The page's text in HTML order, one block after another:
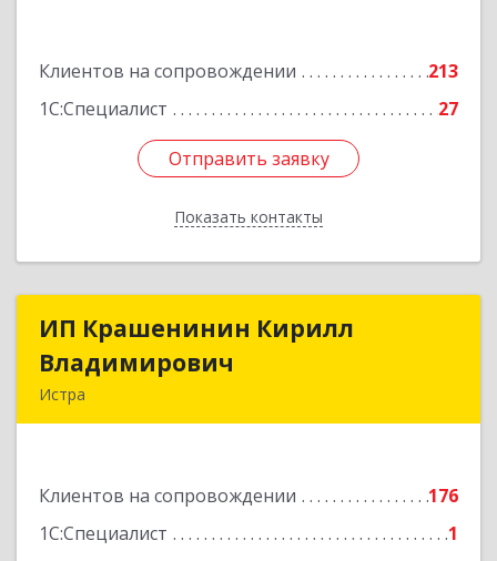
Клиентов на сопровождении
213
1С:Специалист
27
Отправить заявку
Показать контакты
Отправить заявку
Назад
ИП Крашенинин Кирилл
Владимирович
Истра
Клиентов на сопровождении
176
1С:Специалист
1
ИП Крашенинин Кирилл
Подробнее